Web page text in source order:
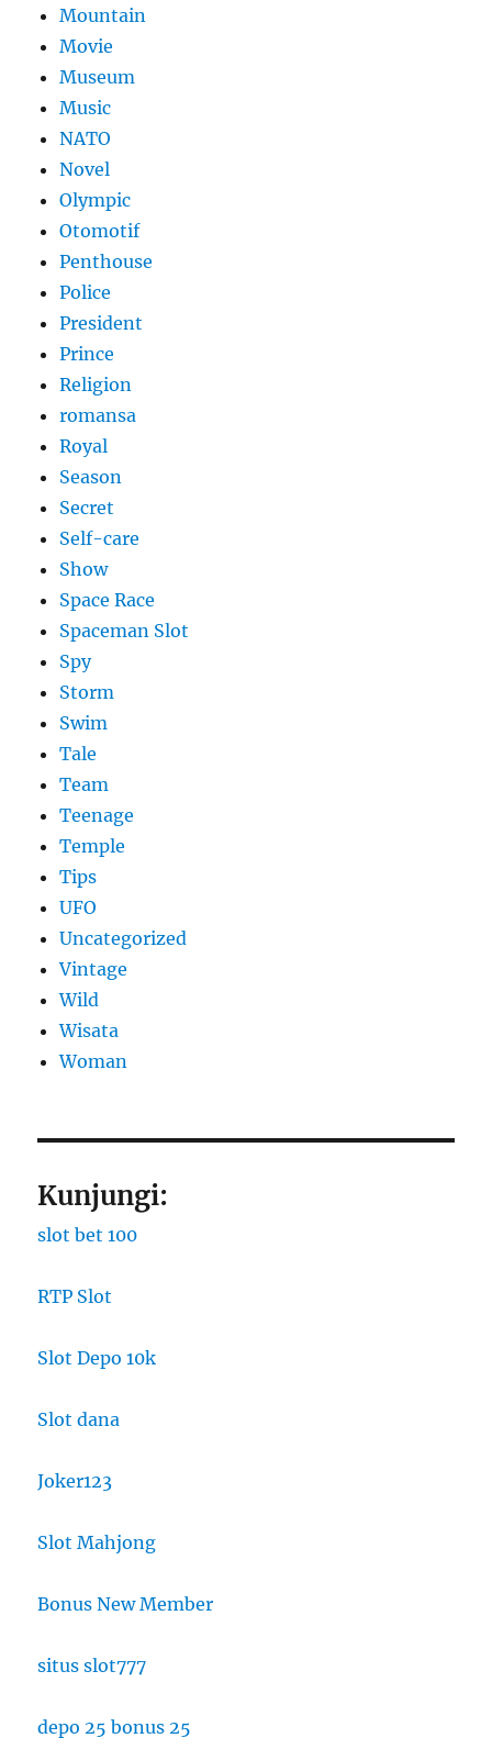
Mountain
Movie
Museum
Music
NATO
Novel
Olympic
Otomotif
Penthouse
Police
President
Prince
Religion
romansa
Royal
Season
Secret
Self-care
Show
Space Race
Spaceman Slot
Spy
Storm
Swim
Tale
Team
Teenage
Temple
Tips
UFO
Uncategorized
Vintage
Wild
Wisata
Woman
Kunjungi:
slot bet 100
RTP Slot
Slot Depo 10k
Slot dana
Joker123
Slot Mahjong
Bonus New Member
situs slot777
depo 25 bonus 25